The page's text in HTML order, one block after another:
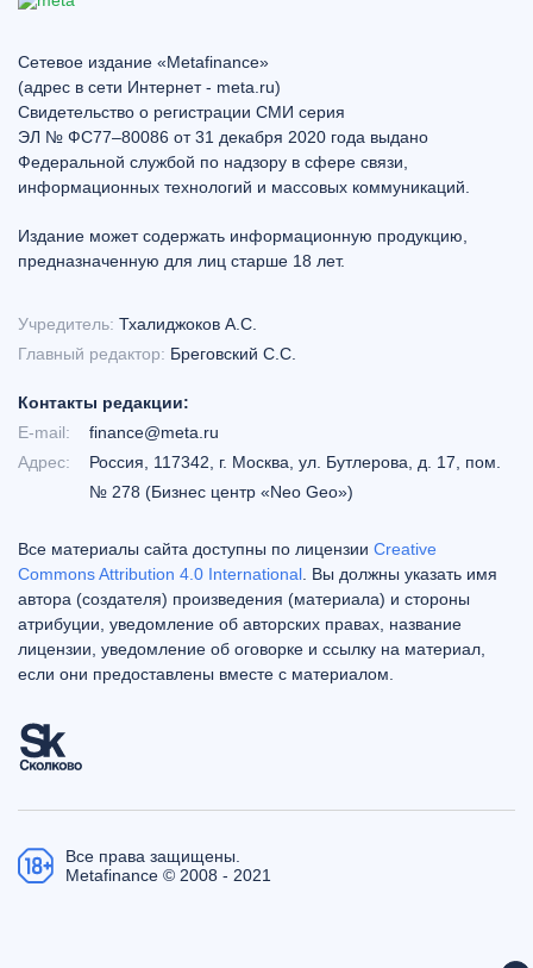
Сетевое издание «Metafinance»
(адрес в сети Интернет - meta.ru)
Свидетельство о регистрации СМИ серия
ЭЛ № ФС77–80086 от 31 декабря 2020 года выдано
Федеральной службой по надзору в сфере связи,
информационных технологий и массовых коммуникаций.
Издание может содержать информационную продукцию,
предназначенную для лиц старше 18 лет.
Учредитель: Тхалиджоков А.С.
Главный редактор: Бреговский С.С.
Контакты редакции:
E-mail:
finance@meta.ru
Адрес:
Россия, 117342, г. Москва, ул. Бутлерова, д. 17, пом.
№ 278 (Бизнес центр «Neo Geo»)
Все материалы сайта доступны по лицензии Creative
Commons Attribution 4.0 International . Вы должны указать имя
автора (создателя) произведения (материала) и стороны
атрибуции, уведомление об авторских правах, название
лицензии, уведомление об оговорке и ссылку на материал,
если они предоставлены вместе с материалом.
Все права защищены.
Metafinance © 2008 - 2021